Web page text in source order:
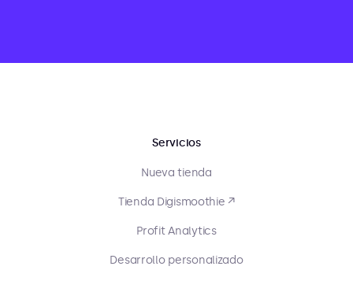
Servicios
Nueva tienda
Tienda Digismoothie ↗
Profit Analytics
Desarrollo personalizado